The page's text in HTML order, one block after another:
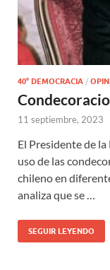
40° DEMOCRACIA /
11 septiembre, 2023
El Presidente de
uso de las
chileno en
analiza que se …
SEGUIR LEYENDO